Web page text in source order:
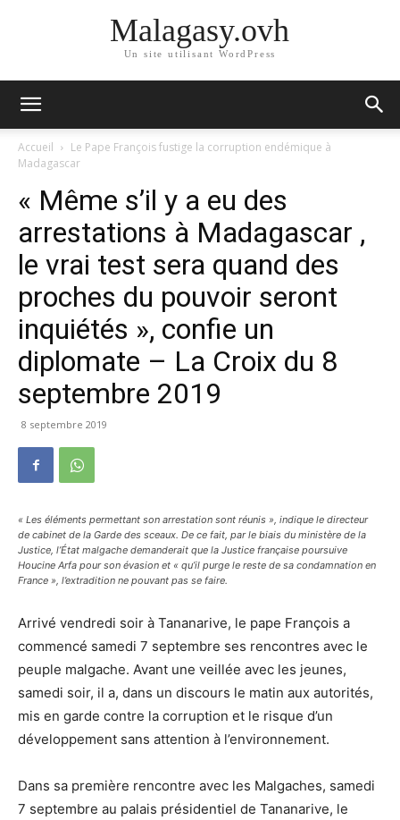
Malagasy.ovh
Un site utilisant WordPress
Accueil
Le Pape François fustige la corruption endémique à
Madagascar
« Même s’il y a eu des
arrestations à Madagascar ,
le vrai test sera quand des
proches du pouvoir seront
inquiétés », confie un
diplomate – La Croix du 8
septembre 2019
8 septembre 2019
« Les éléments permettant son arrestation sont réunis », indique le directeur
de cabinet de la Garde des sceaux. De ce fait, par le biais du ministère de la
Justice, l’État malgache demanderait que la Justice française poursuive
Houcine Arfa pour son évasion et « qu’il purge le reste de sa condamnation en
France », l’extradition ne pouvant pas se faire.
Arrivé vendredi soir à Tananarive, le pape François a
commencé samedi 7 septembre ses rencontres avec le
peuple malgache. Avant une veillée avec les jeunes,
samedi soir, il a, dans un discours le matin aux autorités,
mis en garde contre la corruption et le risque d’un
développement sans attention à l’environnement.
Dans sa première rencontre avec les Malgaches, samedi
7 septembre au palais présidentiel de Tananarive, le